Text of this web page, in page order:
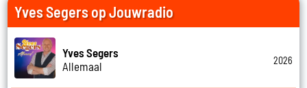
Yves Segers op Jouwradio
Yves Segers
Allemaal
2026